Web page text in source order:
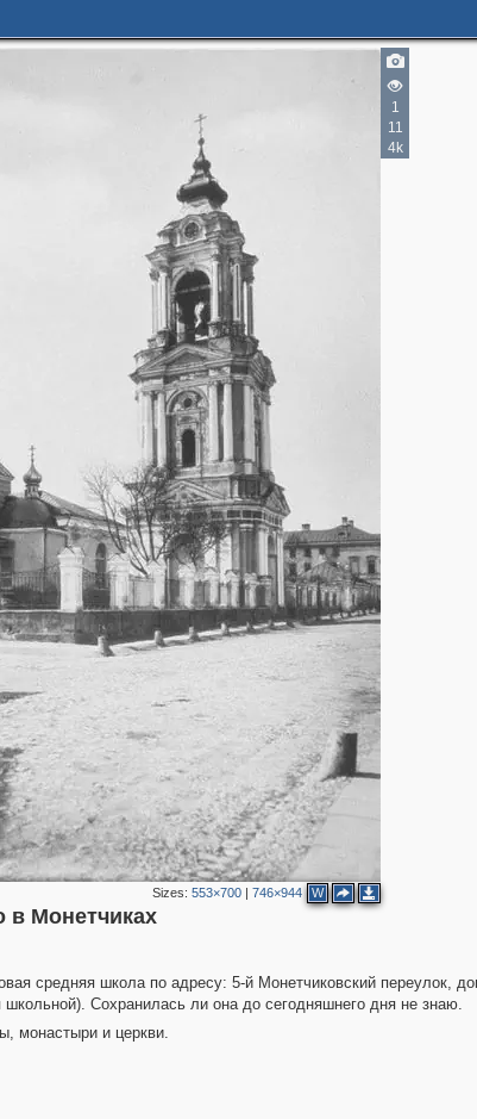
1
11
4k
Sizes:553×700 |746×944 W
в Монетчиках
средняя школа по адресу: 5-й Монетчиковский переулок,
Сохранилась ли она до сегодняшнего дня не знаю.
монастыри и церкви.